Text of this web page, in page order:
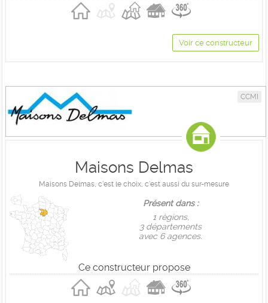
Voir ce constructeur
CCMI
Maisons Delmas
Maisons Delmas, c'est le choix, c'est aussi du sur-mesure
Présent dans :
1 règions,
3 départements
avec 6 agences.
Ce constructeur propose